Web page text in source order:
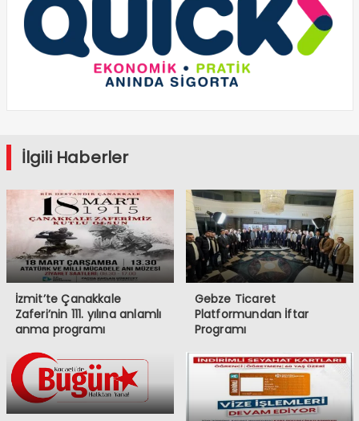
İlgili Haberler
İzmit’te Çanakkale
Zaferi’nin 111. yılına anlamlı
anma programı
Gebze Ticaret
Platformundan İftar
Programı